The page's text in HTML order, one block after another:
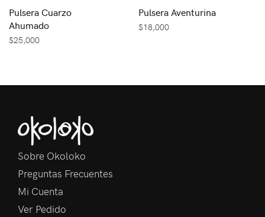
Pulsera Cuarzo
Ahumado
$25,000
Pulsera Aventurina
$18,000
Sobre Okoloko
Preguntas Frecuentes
Mi Cuenta
Ver Pedido